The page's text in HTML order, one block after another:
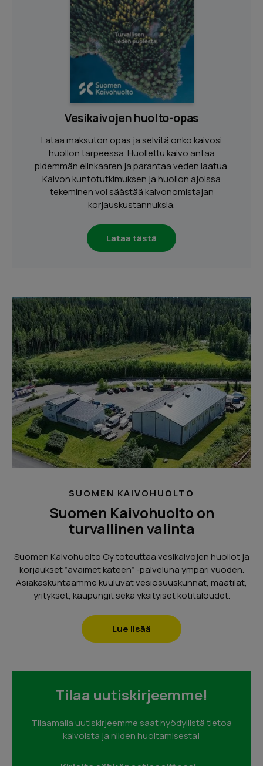
Vesikaivojen huolto-opas
Lataa maksuton opas ja selvitä onko kaivosi
huollon tarpeessa. Huollettu kaivo antaa
pidemmän elinkaaren ja parantaa veden laatua.
Kaivon kuntotutkimuksen ja huollon ajoissa
tekeminen voi säästää kaivonomistajan
korjauskustannuksia.
Lataa tästä
SUOMEN KAIVOHUOLTO
Suomen Kaivohuolto on
turvallinen valinta
Suomen Kaivohuolto Oy toteuttaa vesikaivojen huollot ja
korjaukset ”avaimet käteen” -palveluna ympäri vuoden.
Asiakaskuntaamme kuuluvat vesiosuuskunnat, maatilat,
yritykset, kaupungit sekä yksityiset kotitaloudet.
Lue lisää
Tilaa uutiskirjeemme!
Tilaamalla uutiskirjeemme saat hyödyllistä tietoa
kaivoista ja niiden huoltamisesta!